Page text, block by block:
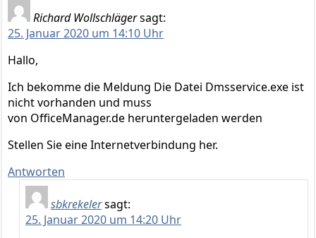
Richard Wollschlägersagt:
25. Januar 2020 um 14:10 Uhr
Hallo,
Ich bekomme die Meldung Die Datei Dmsservice.exe ist
nicht vorhanden und muss
von OfficeManager.de heruntergeladen werden
Stellen Sie eine Internetverbindung her.
Antworten
sbkrekelersagt:
25. Januar 2020 um 14:20 Uhr